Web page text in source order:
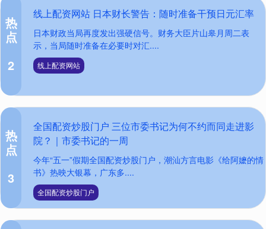
热
点
2
线上配资网站 日本财长警告：随时准备干预日元汇率
日本财政当局再度发出强硬信号。财务大臣片山皋月周二表
示，当局随时准备在必要时对汇....
线上配资网站
热
点
3
全国配资炒股门户 三位市委书记为何不约而同走进影
院？｜市委书记的一周
今年“五一”假期全国配资炒股门户，潮汕方言电影《给阿嬷的情
书》热映大银幕，广东多....
全国配资炒股门户